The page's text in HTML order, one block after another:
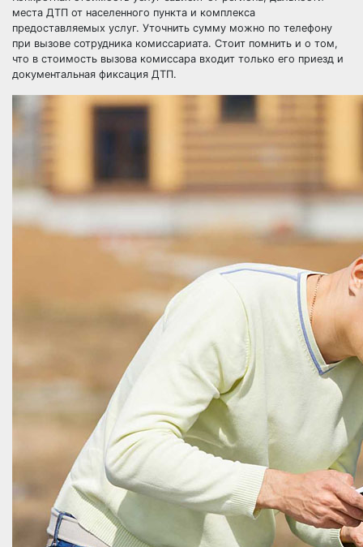
места ДТП от населенного пункта и комплекса
предоставляемых услуг. Уточнить сумму можно по телефону
при вызове сотрудника комиссариата. Стоит помнить и о том,
что в стоимость вызова комиссара входит только его приезд и
документальная фиксация ДТП.